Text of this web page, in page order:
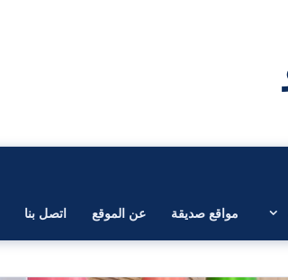
مواقع صديقة عن الموقع اتصل بنا